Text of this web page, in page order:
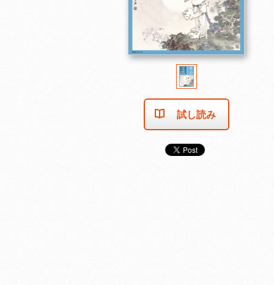
試し読み